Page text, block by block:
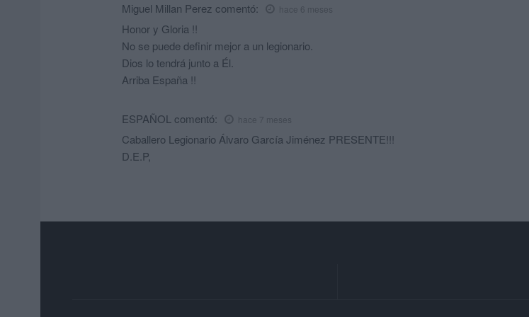
Miguel Millan Perez comentó: hace 6 meses
Honor y Gloria !!
No se puede definir mejor a un legionario.
Dios lo tendrá junto a Él.
Arriba España !!
ESPAÑOL comentó: hace 7 meses
Caballero Legionario Álvaro García Jiménez PRESENTE!!!
D.E.P,